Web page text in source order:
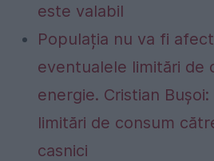
este valabil
Populația nu va fi
eventualele limitări de
energie. Cristian
limitări de consum
casnici